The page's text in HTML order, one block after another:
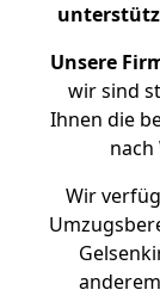
Unsere
wir sind
Ihnen die
nach
Wir